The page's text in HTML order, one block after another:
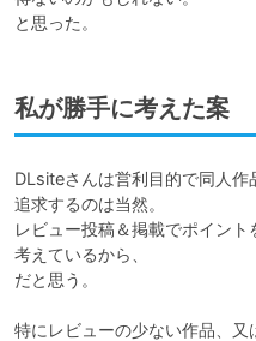
と思った。
私が勝手に考えた案
DLsiteさんは営利目的で同人
追求するのは当然。
レビュー投稿＆掲載でポイン
考えているから、
だと思う。
特にレビューの少ない作品、又